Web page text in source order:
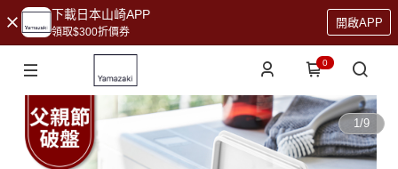
下載日本山崎APP
領取$300折價券
開啟APP
0
1/9